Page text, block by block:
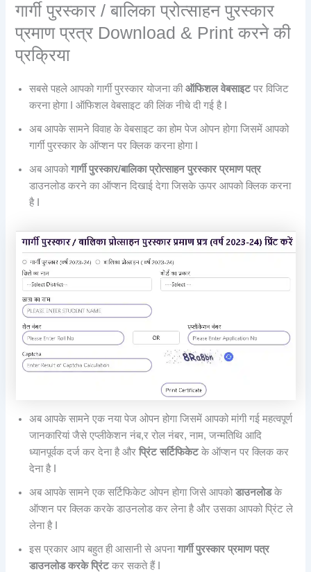
गार्गी पुरस्कार / बालिका प्रोत्साहन पुरस्कार
प्रमाण प्रत्र Download & Print करने की
प्रक्रिया
सबसे पहले आपको गार्गी पुरस्कार योजना कीऑफिशल वेबसाइटपर विजिट
करना होगा I ऑफिशल वेबसाइट की लिंक नीचे दी गई है I
अब आपके सामने विवाह के वेबसाइट का होम पेज ओपन होगा जिसमें आपको
गार्गी पुरस्कार के ऑप्शन पर क्लिक करना होगा I
अब आपकोगार्गी पुरस्कार/बालिका प्रोत्साहन पुरस्कार प्रमाण पत्र
डाउनलोड करने का ऑप्शन दिखाई देगा जिसके ऊपर आपको क्लिक करना
है I
अब आपके सामने एक नया पेज ओपन होगा जिसमें आपको मांगी गई महत्वपूर्ण
जानकारियां जैसे एप्लीकेशन नंब,र रोल नंबर, नाम, जन्मतिथि आदि
ध्यानपूर्वक दर्ज कर देना है औरप्रिंट सर्टिफिकेटके ऑप्शन पर क्लिक कर
देना है I
अब आपके सामने एक सर्टिफिकेट ओपन होगा जिसे आपकोडाउनलोडके
ऑप्शन पर क्लिक करके डाउनलोड कर लेना है और उसका आपको प्रिंट ले
लेना है I
इस प्रकार आप बहुत ही आसानी से अपनागार्गी पुरस्कार प्रमाण पत्र
डाउनलोड करके प्रिंटकर सकते हैं I